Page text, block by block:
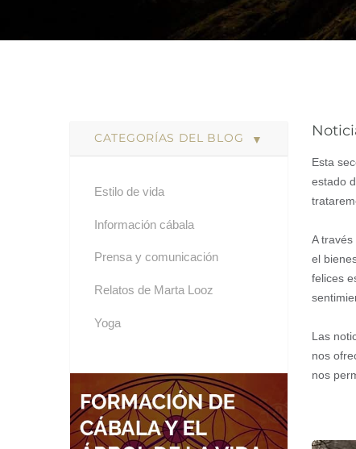
Esta
estado
A
el
felices
Las
nos
nos
CATEGORÍAS DEL BLOG
Estilo de vida
Información cábala
Prensa y comunicación
Relatos de Marta Looz
Yoga